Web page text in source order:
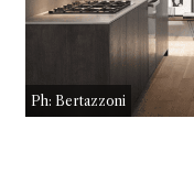
Ph: Bertazzoni